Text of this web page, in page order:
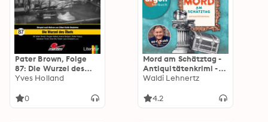
Pater Brown, Folge
87: Die Wurzel des
Übels (ungekürzt)
Yves Holland
0
Mord am Schätztag -
Antiquitätenkrimi -
Siggi Malich
(Ungekürzte Lesung)
Waldi Lehnertz
4.2